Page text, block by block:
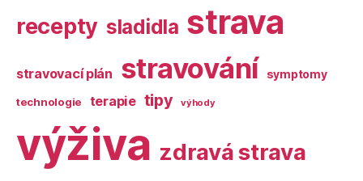
recepty sladidla strava
stravovací plán stravování symptomy
technologie terapie tipy výhody
výživa zdravá strava